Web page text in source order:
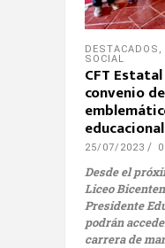
DESTACADOS
SOCIAL
CFT
convenio
25/07/2023
Desde el
Liceo
Presidente
podrán
carrera de